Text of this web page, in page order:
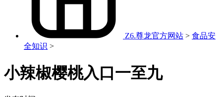
Z6.尊龙官方网站 > 食品安
全知识 >
小辣椒樱桃入口一至九